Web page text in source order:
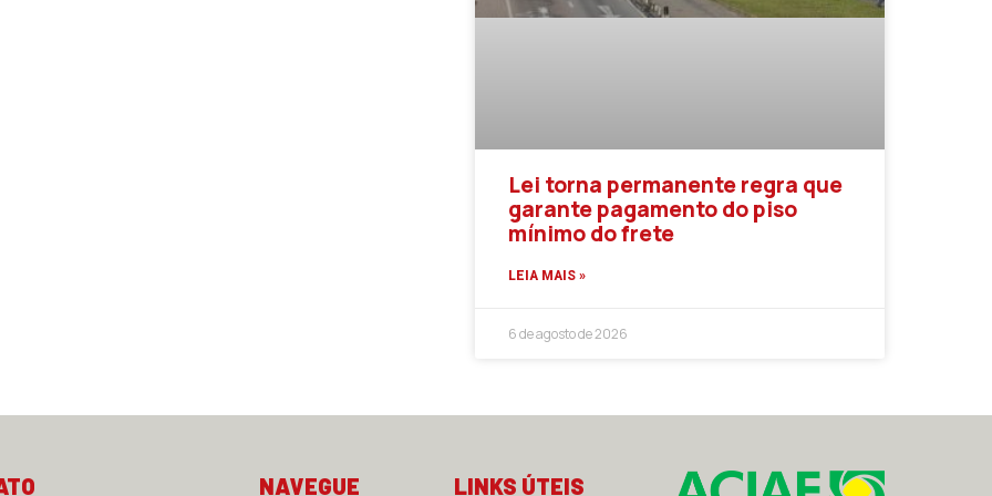
Lei torna permanente regra que
garante pagamento do piso
mínimo do frete
LEIA MAIS »
6 de agosto de 2026
NAVEGUE LINKS ÚTEIS